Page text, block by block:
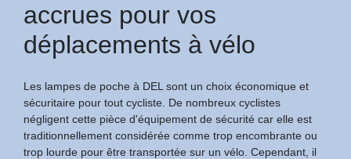
accrues pour vos
déplacements à vélo
Les lampes de poche à DEL sont un choix économique et
sécuritaire pour tout cycliste. De nombreux cyclistes
négligent cette pièce d'équipement de sécurité car elle est
traditionnellement considérée comme trop encombrante ou
trop lourde pour être transportée sur un vélo. Cependant, il